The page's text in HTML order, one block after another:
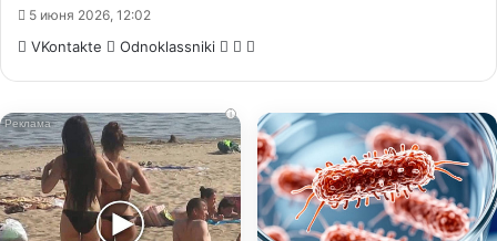
5 июня 2026, 12:02
VKontakte Odnoklassniki WhatsApp
Telegram
i